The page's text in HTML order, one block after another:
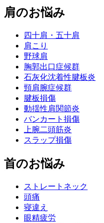
肩のお悩み
四十肩・五十肩
肩こり
野球肩
胸郭出口症候群
石灰化沈着性腱板炎
頸肩腕症候群
腱板損傷
動揺性肩関節炎
バンカート損傷
上腕二頭筋炎
スラップ損傷
首のお悩み
ストレートネック
頭痛
寝違え
眼精疲労